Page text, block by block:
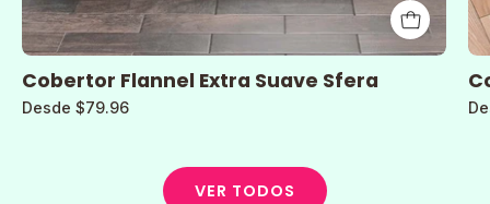
Cobertor Flannel Extra Suave Sfera
Desde $79.96
VER TODOS